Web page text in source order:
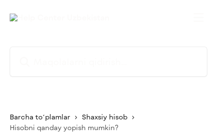
Barcha toʻplamlar
Shaxsiy hisob
Hisobni qanday yopish mumkin?